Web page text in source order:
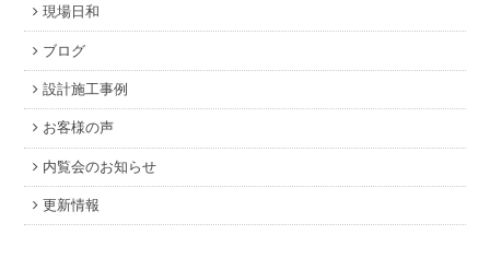
現場日和
ブログ
設計施工事例
お客様の声
内覧会のお知らせ
更新情報